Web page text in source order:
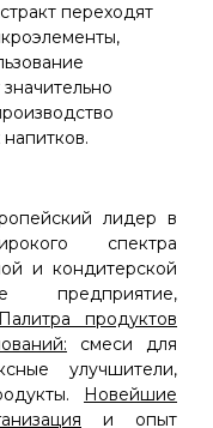
переходят
лидер в
спектра
и кондитерской
предприятие,
Палитра продуктов
смеси для
улучшители,
Новейшие
и опыт